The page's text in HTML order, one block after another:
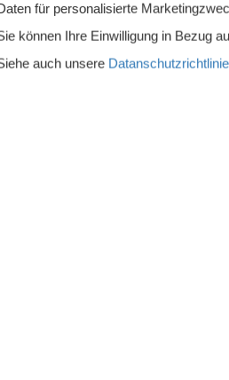
Baden
100 m
vermietet
für personalisierte
können Ihre Einwilligung in Bezug
auch unsere Datanschutzrichtlinie